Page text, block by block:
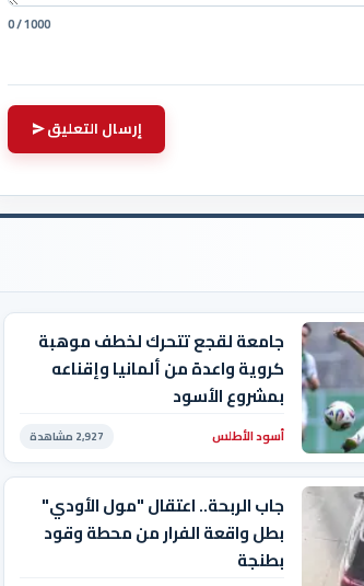
0 / 1000
إرسال التعليق
جامعة لقجع تتحرك لخطف موهبة
كروية واعدة من ألمانيا وإقناعه
بمشروع الأسود
أسود الأطلس 2,927 مشاهدة
جاب الربحة.. اعتقال "مول الأودي"
بطل واقعة الفرار من محطة وقود
بطنجة